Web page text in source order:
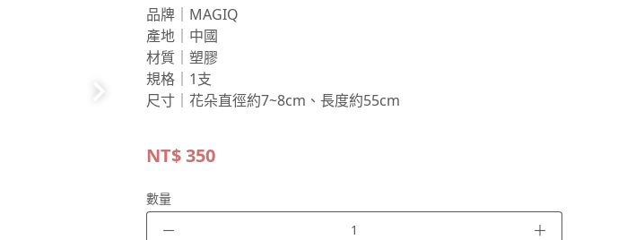
品牌｜MAGIQ
產地｜中國
材質｜塑膠
規格｜1支
尺寸｜花朵直徑約7~8cm、長度約55cm
NT$350
數量
－ ＋